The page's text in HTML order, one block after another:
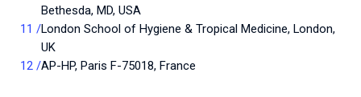
Bethesda, MD, USA
London School of Hygiene & Tropical Medicine, London,
UK
AP-HP, Paris F-75018, France